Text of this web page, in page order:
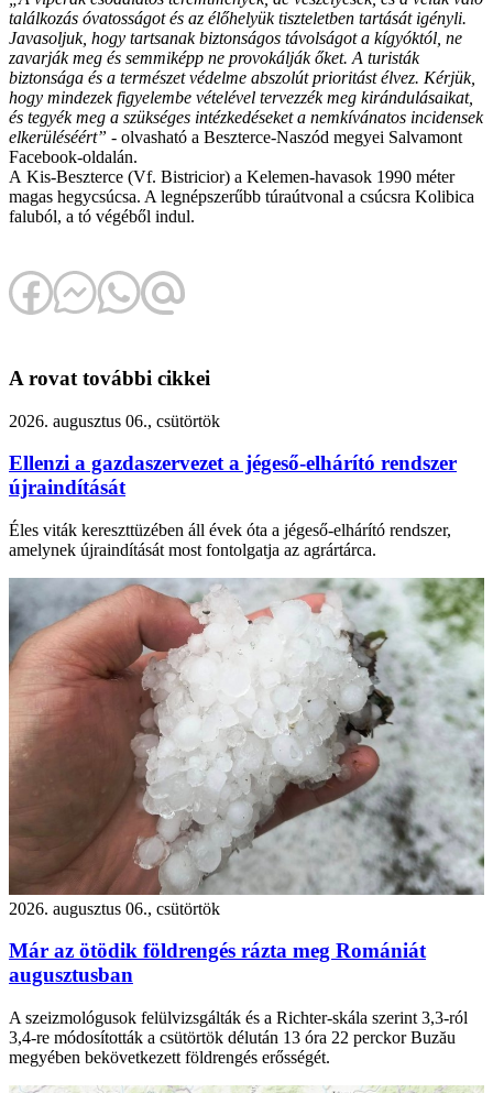
találkozás óvatosságot és az élőhelyük tiszteletben tartását igényli.
Javasoljuk, hogy tartsanak biztonságos távolságot a kígyóktól, ne
zavarják meg és semmiképp ne provokálják őket. A turisták
biztonsága és a természet védelme abszolút prioritást élvez. Kérjük,
hogy mindezek figyelembe vételével tervezzék meg kirándulásaikat,
és tegyék meg a szükséges intézkedéseket a nemkívánatos incidensek
elkerüléséért” - olvasható a Beszterce-Naszód megyei Salvamont
Facebook-oldalán.
A Kis-Beszterce (Vf. Bistricior) a Kelemen-havasok 1990 méter
magas hegycsúcsa. A legnépszerűbb túraútvonal a csúcsra Kolibica
faluból, a tó végéből indul.
A rovat további cikkei
2026. augusztus 06., csütörtök
Ellenzi a gazdaszervezet a jégeső-elhárító rendszer
újraindítását
Éles viták kereszttüzében áll évek óta a jégeső-elhárító rendszer,
amelynek újraindítását most fontolgatja az agrártárca.
2026. augusztus 06., csütörtök
Már az ötödik földrengés rázta meg Romániát
augusztusban
A szeizmológusok felülvizsgálták és a Richter-skála szerint 3,3-ról
3,4-re módosították a csütörtök délután 13 óra 22 perckor Buzău
megyében bekövetkezett földrengés erősségét.